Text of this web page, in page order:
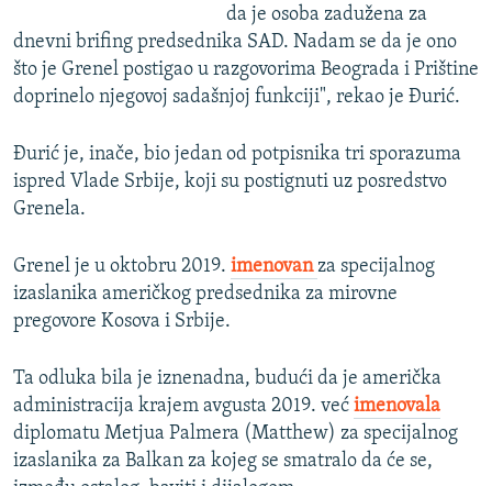
da je osoba zadužena za
dnevni brifing predsednika SAD. Nadam se da je ono
što je Grenel postigao u razgovorima Beograda i Prištine
doprinelo njegovoj sadašnjoj funkciji", rekao je Đurić.
Đurić je, inače, bio jedan od potpisnika tri sporazuma
ispred Vlade Srbije, koji su postignuti uz posredstvo
Grenela.
Grenel je u oktobru 2019. imenovan za specijalnog
izaslanika američkog predsednika za mirovne
pregovore Kosova i Srbije.
Ta odluka bila je iznenadna, budući da je američka
administracija krajem avgusta 2019. već imenovala
diplomatu Metjua Palmera (Matthew) za specijalnog
izaslanika za Balkan za kojeg se smatralo da će se,